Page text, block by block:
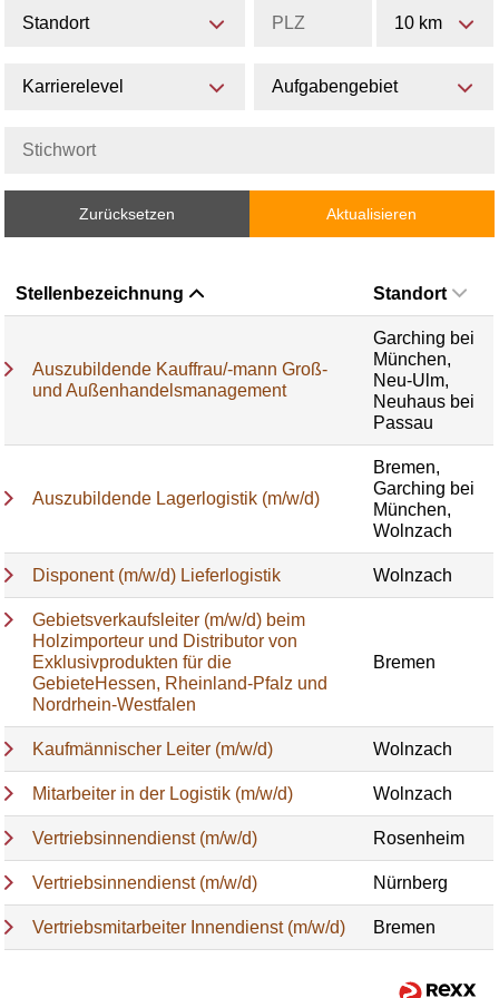
Standort 10 km
Karrierelevel Aufgabengebiet
Zurücksetzen Aktualisieren
Stellenbezeichnung Standort
Auszubildende Kauffrau/-mann Groß-
und Außenhandelsmanagement
Garching bei
München,
Neu-Ulm,
Neuhaus bei
Passau
Auszubildende Lagerlogistik (m/w/d)
Bremen,
Garching bei
München,
Wolnzach
Disponent (m/w/d) Lieferlogistik Wolnzach
Gebietsverkaufsleiter (m/w/d) beim
Holzimporteur und Distributor von
Exklusivprodukten für die
GebieteHessen, Rheinland-Pfalz und
Nordrhein-Westfalen
Bremen
Kaufmännischer Leiter (m/w/d) Wolnzach
Mitarbeiter in der Logistik (m/w/d) Wolnzach
Vertriebsinnendienst (m/w/d) Rosenheim
Vertriebsinnendienst (m/w/d) Nürnberg
Vertriebsmitarbeiter Innendienst (m/w/d) Bremen